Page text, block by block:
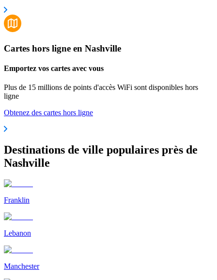
Cartes hors ligne en Nashville
Emportez vos cartes avec vous
Plus de 15 millions de points d'accès WiFi sont disponibles hors
ligne
Obtenez des cartes hors ligne
Destinations de ville populaires près de
Nashville
Franklin
Lebanon
Manchester